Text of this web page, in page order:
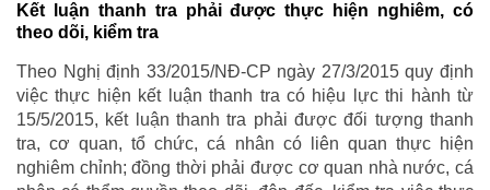
Kết luận thanh tra phải được thực hiện nghiêm, có
theo dõi, kiểm tra
Theo Nghị định 33/2015/NĐ-CP ngày 27/3/2015 quy định
việc thực hiện kết luận thanh tra có hiệu lực thi hành từ
15/5/2015, kết luận thanh tra phải được đối tượng thanh
tra, cơ quan, tổ chức, cá nhân có liên quan thực hiện
nghiêm chỉnh; đồng thời phải được cơ quan nhà nước, cá